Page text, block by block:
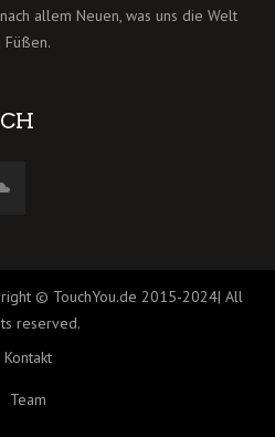
allem Neuen, was uns die Welt
© TouchYou.de 2015-2024| All
reserved.
Kontakt
Team